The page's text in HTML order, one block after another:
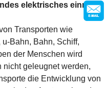
elektrisches einrad
Transporten wie
Bahn, Bahn, Schiff,
der Menschen wird
nicht geleugnet werden,
die Entwicklung von